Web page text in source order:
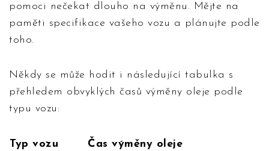
pomoci nečekat dlouho na výměnu. Mějte na
paměti specifikace vašeho vozu a plánujte podle
toho.
Někdy se může hodit i následující tabulka s
přehledem obvyklých časů výměny oleje podle
typu vozu:
Typ vozu
Čas výměny oleje